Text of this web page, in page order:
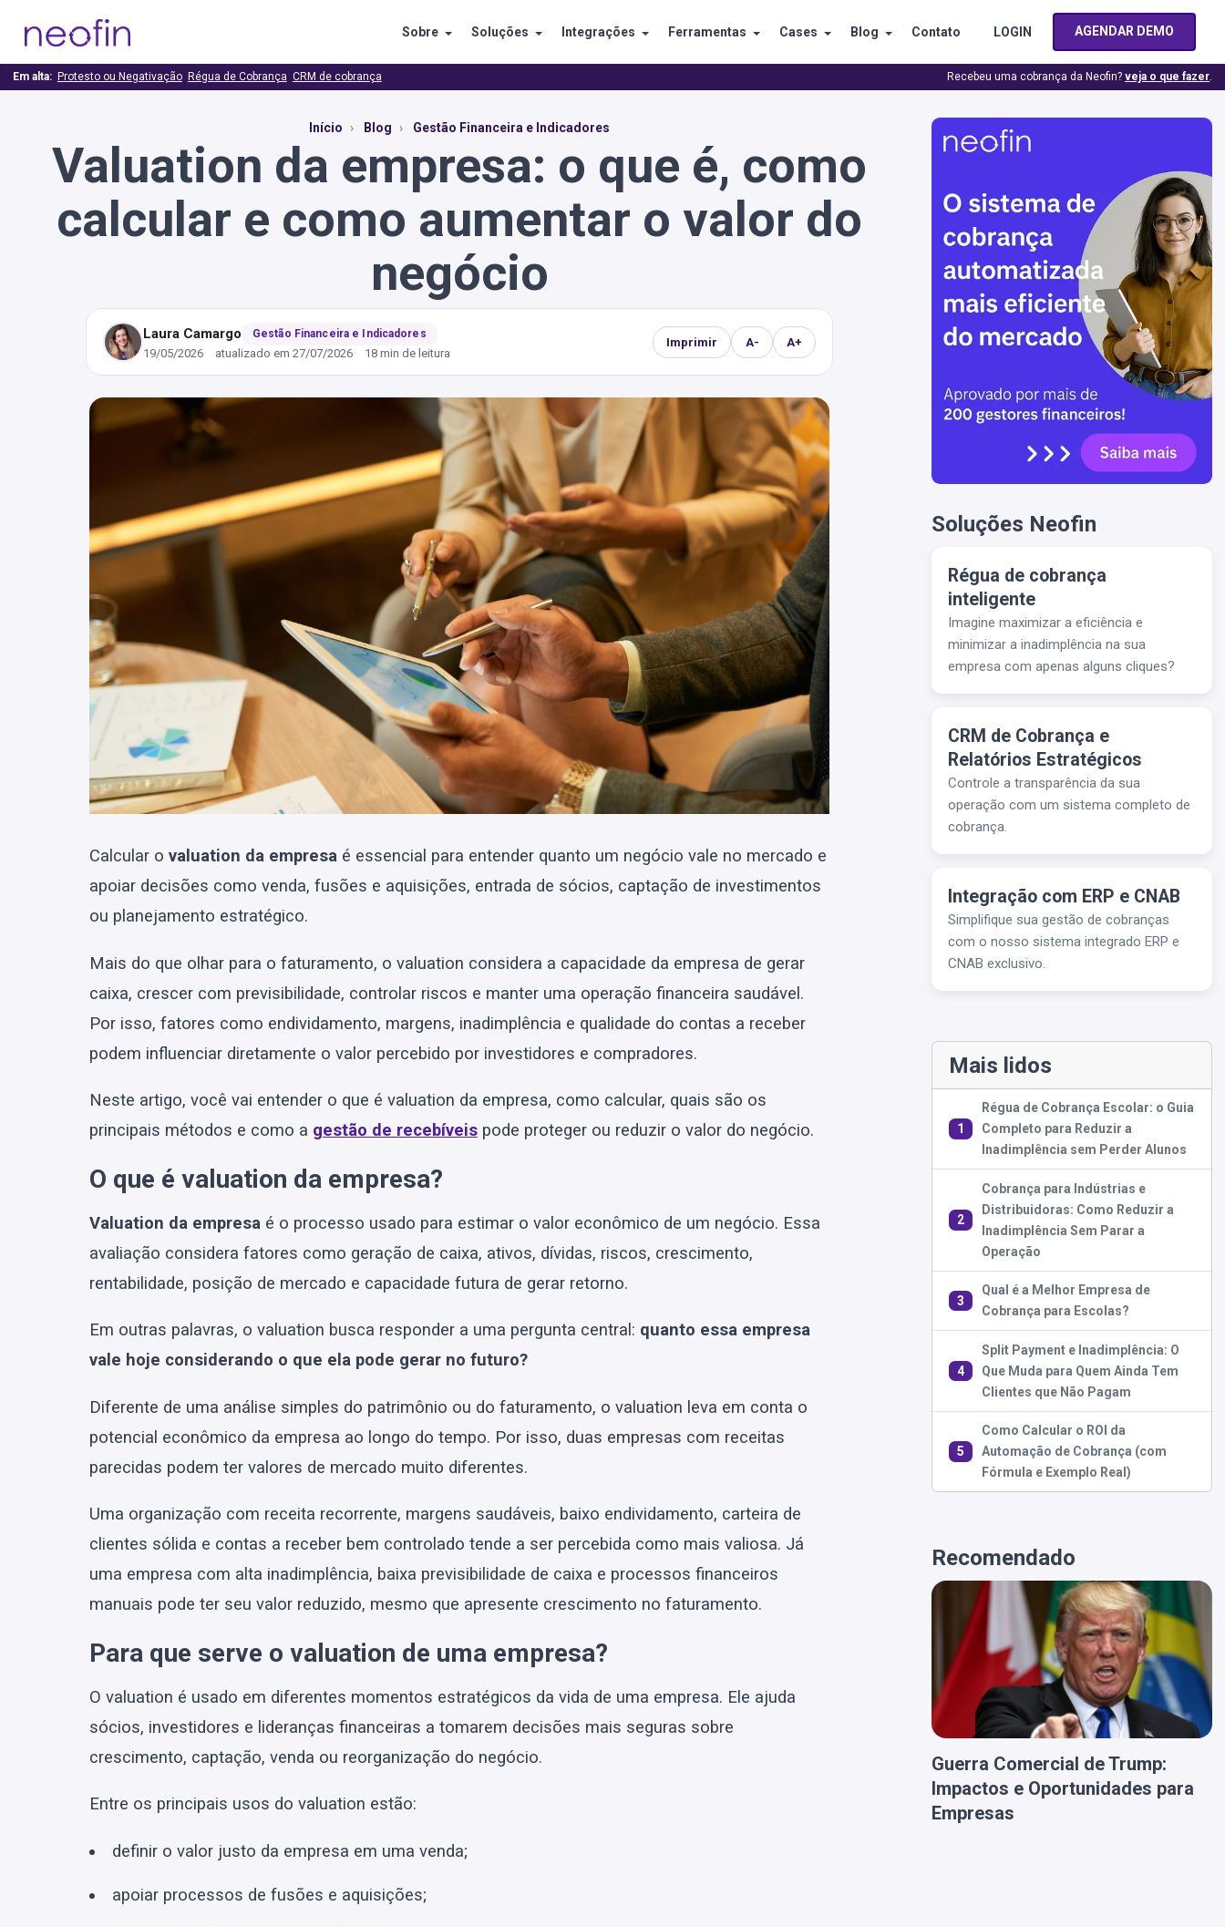
Sobre Soluções Integrações Ferramentas Cases Blog Contato LOGIN AGENDAR DEMO
Em alta: Protesto ou Negativação Régua de Cobrança CRM de cobrança Recebeu uma cobrança da Neofin?veja o que fazer.
Início Blog Gestão Financeira e Indicadores
Valuation da empresa: o que é, como
calcular e como aumentar o valor do
negócio
Laura Camargo Gestão Financeira e Indicadores
19/05/2026 atualizado em 27/07/2026 18 min de leitura
Imprimir A- A+
Calcular o valuation da empresaé essencial para entender quanto um negócio vale no mercado e
apoiar decisões como venda, fusões e aquisições, entrada de sócios, captação de investimentos
ou planejamento estratégico.
Mais do que olhar para o faturamento, o valuation considera a capacidade da empresa de gerar
caixa, crescer com previsibilidade, controlar riscos e manter uma operação financeira saudável.
Por isso, fatores como endividamento, margens, inadimplência e qualidade do contas a receber
podem influenciar diretamente o valor percebido por investidores e compradores.
Neste artigo, você vai entender o que é valuation da empresa, como calcular, quais são os
principais métodos e como a gestão de recebíveispode proteger ou reduzir o valor do negócio.
O que é valuation da empresa?
Valuation da empresaé o processo usado para estimar o valor econômico de um negócio. Essa
avaliação considera fatores como geração de caixa, ativos, dívidas, riscos, crescimento,
rentabilidade, posição de mercado e capacidade futura de gerar retorno.
Em outras palavras, o valuation busca responder a uma pergunta central: quanto essa empresa
vale hoje considerando o que ela pode gerar no futuro?
Diferente de uma análise simples do patrimônio ou do faturamento, o valuation leva em conta o
potencial econômico da empresa ao longo do tempo. Por isso, duas empresas com receitas
parecidas podem ter valores de mercado muito diferentes.
Uma organização com receita recorrente, margens saudáveis, baixo endividamento, carteira de
clientes sólida e contas a receber bem controlado tende a ser percebida como mais valiosa. Já
uma empresa com alta inadimplência, baixa previsibilidade de caixa e processos financeiros
manuais pode ter seu valor reduzido, mesmo que apresente crescimento no faturamento.
Para que serve o valuation de uma empresa?
O valuation é usado em diferentes momentos estratégicos da vida de uma empresa. Ele ajuda
sócios, investidores e lideranças financeiras a tomarem decisões mais seguras sobre
crescimento, captação, venda ou reorganização do negócio.
Entre os principais usos do valuation estão:
definir o valor justo da empresa em uma venda;
apoiar processos de fusões e aquisições;
Soluções Neofin
Régua de cobrança
inteligente
Imagine maximizar a eficiência e
minimizar a inadimplência na sua
empresa com apenas alguns cliques?
CRM de Cobrança e
Relatórios Estratégicos
Controle a transparência da sua
operação com um sistema completo de
cobrança.
Integração com ERP e CNAB
Simplifique sua gestão de cobranças
com o nosso sistema integrado ERP e
CNAB exclusivo.
Mais lidos
1
Régua de Cobrança Escolar: o Guia
Completo para Reduzir a
Inadimplência sem Perder Alunos
2
Cobrança para Indústrias e
Distribuidoras: Como Reduzir a
Inadimplência Sem Parar a
Operação
3
Qual é a Melhor Empresa de
Cobrança para Escolas?
4
Split Payment e Inadimplência: O
Que Muda para Quem Ainda Tem
Clientes que Não Pagam
5
Como Calcular o ROI da
Automação de Cobrança (com
Fórmula e Exemplo Real)
Recomendado
Guerra Comercial de Trump:
Impactos e Oportunidades para
Empresas